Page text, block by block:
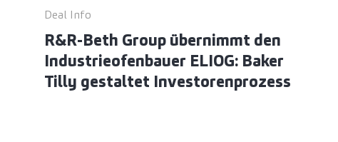
Deal Info
R&R-Beth Group übernimmt den
Industrieofenbauer ELIOG: Baker
Tilly gestaltet Investorenprozess